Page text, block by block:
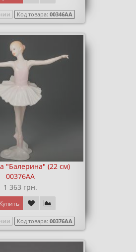
Код товара:00346AA
"Балерина" (22 см)
00376AA
1 363 грн.
Купить
Код товара:00376AA